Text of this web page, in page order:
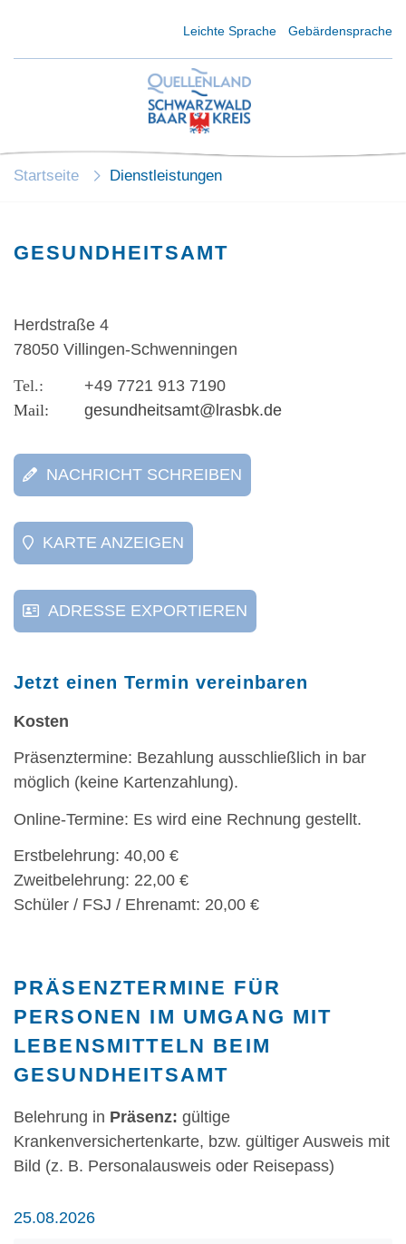
Leichte Sprache Gebärdensprache
Startseite Dienstleistungen
GESUNDHEITSAMT
Herdstraße 4
78050 Villingen-Schwenningen
+49 7721 913 7190
gesundheitsamt@lrasbk.de
NACHRICHT SCHREIBEN
KARTE ANZEIGEN
ADRESSE EXPORTIEREN
Jetzt einen Termin vereinbaren
Kosten
Präsenztermine: Bezahlung ausschließlich in bar
möglich (keine Kartenzahlung).
Online-Termine: Es wird eine Rechnung gestellt.
Erstbelehrung: 40,00 €
Zweitbelehrung: 22,00 €
Schüler / FSJ / Ehrenamt: 20,00 €
PRÄSENZTERMINE FÜR
PERSONEN IM UMGANG MIT
LEBENSMITTELN BEIM
GESUNDHEITSAMT
Belehrung in Präsenz: gültige
Krankenversichertenkarte, bzw. gültiger Ausweis mit
Bild (z. B. Personalausweis oder Reisepass)
25.08.2026